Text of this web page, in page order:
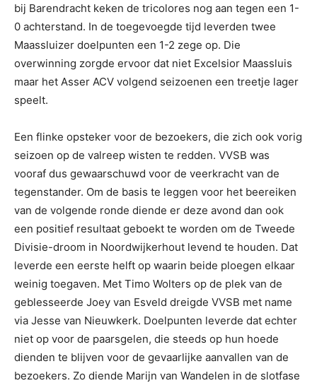
bij Barendracht keken de tricolores nog aan tegen een 1-
0 achterstand. In de toegevoegde tijd leverden twee
Maassluizer doelpunten een 1-2 zege op. Die
overwinning zorgde ervoor dat niet Excelsior Maassluis
maar het Asser ACV volgend seizoenen een treetje lager
speelt.
Een flinke opsteker voor de bezoekers, die zich ook vorig
seizoen op de valreep wisten te redden. VVSB was
vooraf dus gewaarschuwd voor de veerkracht van de
tegenstander. Om de basis te leggen voor het beereiken
van de volgende ronde diende er deze avond dan ook
een positief resultaat geboekt te worden om de Tweede
Divisie-droom in Noordwijkerhout levend te houden. Dat
leverde een eerste helft op waarin beide ploegen elkaar
weinig toegaven. Met Timo Wolters op de plek van de
geblesseerde Joey van Esveld dreigde VVSB met name
via Jesse van Nieuwkerk. Doelpunten leverde dat echter
niet op voor de paarsgelen, die steeds op hun hoede
dienden te blijven voor de gevaarlijke aanvallen van de
bezoekers. Zo diende Marijn van Wandelen in de slotfase